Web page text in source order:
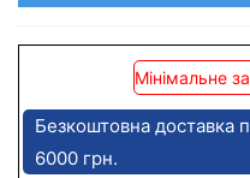
Мінімальне
Безкоштовна доставка
6000 грн.